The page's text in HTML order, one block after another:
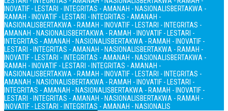
INOVATIF - LESTARI - INTEGRITAS - AMANAH - NASIONALISBERTAKWA -
RAMAH - INOVATIF - LESTARI - INTEGRITAS - AMANAH -
NASIONALISBERTAKWA - RAMAH - INOVATIF - LESTARI - INTEGRITAS -
AMANAH - NASIONALISBERTAKWA - RAMAH - INOVATIF - LESTARI -
INTEGRITAS - AMANAH - NASIONALISBERTAKWA - RAMAH - INOVATIF -
LESTARI - INTEGRITAS - AMANAH - NASIONALISBERTAKWA - RAMAH -
INOVATIF - LESTARI - INTEGRITAS - AMANAH - NASIONALISBERTAKWA -
RAMAH - INOVATIF - LESTARI - INTEGRITAS - AMANAH -
NASIONALISBERTAKWA - RAMAH - INOVATIF - LESTARI - INTEGRITAS -
AMANAH - NASIONALISBERTAKWA - RAMAH - INOVATIF - LESTARI -
INTEGRITAS - AMANAH - NASIONALISBERTAKWA - RAMAH - INOVATIF -
LESTARI - INTEGRITAS - AMANAH - NASIONALISBERTAKWA - RAMAH -
INOVATIF - LESTARI - INTEGRITAS - AMANAH - NASIONALIS